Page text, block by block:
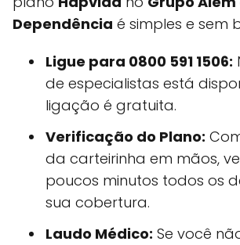
Dependência é simples e sem
Ligue para 0800 591 1506:
de especialistas está
ligação é gratuita.
Verificação do Plano:
da carteirinha em mãos,
poucos minutos todos os
sua cobertura.
Laudo Médico: Se você